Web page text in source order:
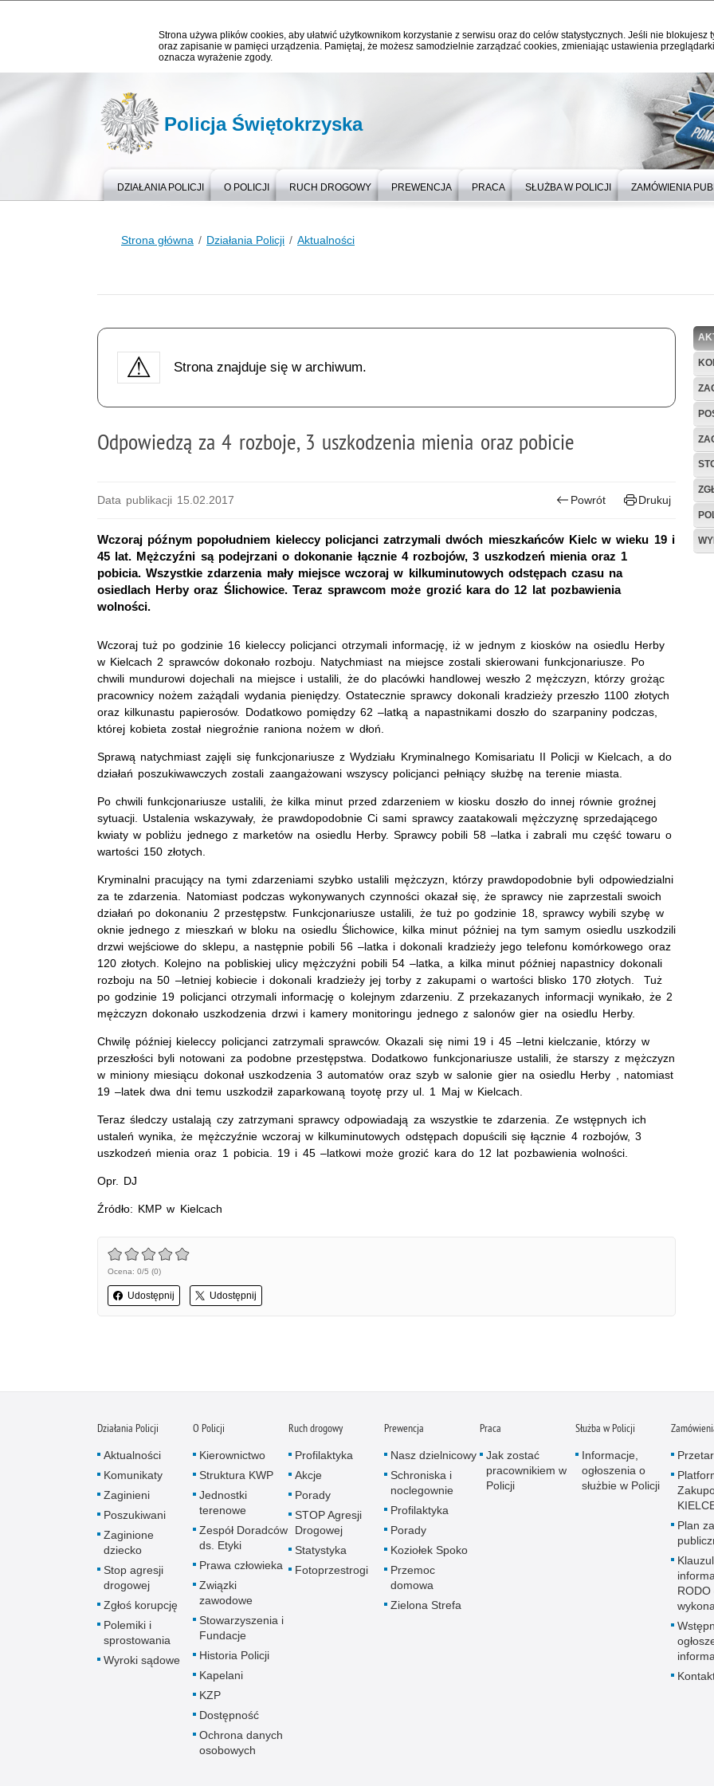
Strona używa plików cookies, aby ułatwić użytkownikom korzystanie z serwisu oraz do celów statystycznych. Jeśli nie blokujesz
oraz zapisanie w pamięci urządzenia. Pamiętaj, że możesz samodzielnie zarządzać cookies, zmieniając ustawienia
oznacza wyrażenie zgody.
Policja Świętokrzyska
DZIAŁANIA POLICJI O POLICJI RUCH DROGOWY PREWENCJA PRACA SŁUŻBA W POLICJI ZAMÓWIENIA
Strona główna Działania Policji Aktualności
Strona znajduje się w archiwum.
Odpowiedzą za 4 rozboje, 3 uszkodzenia mienia oraz pobicie
Data publikacji 15.02.2017 Powrót Drukuj
Wczoraj późnym popołudniem kieleccy policjanci zatrzymali dwóch mieszkańców Kielc w wieku 19 i
45 lat. Mężczyźni są podejrzani o dokonanie łącznie 4 rozbojów, 3 uszkodzeń mienia oraz 1
pobicia. Wszystkie zdarzenia mały miejsce wczoraj w kilkuminutowych odstępach czasu na
osiedlach Herby oraz Ślichowice. Teraz sprawcom może grozić kara do 12 lat pozbawienia
wolności.
Wczoraj tuż po godzinie 16 kieleccy policjanci otrzymali informację, iż w jednym z kiosków na osiedlu Herby
w Kielcach 2 sprawców dokonało rozboju. Natychmiast na miejsce zostali skierowani funkcjonariusze. Po
chwili mundurowi dojechali na miejsce i ustalili, że do placówki handlowej weszło 2 mężczyzn, którzy grożąc
pracownicy nożem zażądali wydania pieniędzy. Ostatecznie sprawcy dokonali kradzieży przeszło 1100 złotych
oraz kilkunastu papierosów. Dodatkowo pomiędzy 62 –latką a napastnikami doszło do szarpaniny podczas,
której kobieta został niegroźnie raniona nożem w dłoń.
Sprawą natychmiast zajęli się funkcjonariusze z Wydziału Kryminalnego Komisariatu II Policji w Kielcach, a do
działań poszukiwawczych zostali zaangażowani wszyscy policjanci pełniący służbę na terenie miasta.
Po chwili funkcjonariusze ustalili, że kilka minut przed zdarzeniem w kiosku doszło do innej równie groźnej
sytuacji. Ustalenia wskazywały, że prawdopodobnie Ci sami sprawcy zaatakowali mężczyznę sprzedającego
kwiaty w pobliżu jednego z marketów na osiedlu Herby. Sprawcy pobili 58 –latka i zabrali mu część towaru o
wartości 150 złotych.
Kryminalni pracujący na tymi zdarzeniami szybko ustalili mężczyzn, którzy prawdopodobnie byli odpowiedzialni
za te zdarzenia. Natomiast podczas wykonywanych czynności okazał się, że sprawcy nie zaprzestali swoich
działań po dokonaniu 2 przestępstw. Funkcjonariusze ustalili, że tuż po godzinie 18, sprawcy wybili szybę w
oknie jednego z mieszkań w bloku na osiedlu Ślichowice, kilka minut później na tym samym osiedlu uszkodzili
drzwi wejściowe do sklepu, a następnie pobili 56 –latka i dokonali kradzieży jego telefonu komórkowego oraz
120 złotych. Kolejno na pobliskiej ulicy mężczyźni pobili 54 –latka, a kilka minut później napastnicy dokonali
rozboju na 50 –letniej kobiecie i dokonali kradzieży jej torby z zakupami o wartości blisko 170 złotych. Tuż
po godzinie 19 policjanci otrzymali informację o kolejnym zdarzeniu. Z przekazanych informacji wynikało, że 2
mężczyzn dokonało uszkodzenia drzwi i kamery monitoringu jednego z salonów gier na osiedlu Herby.
Chwilę później kieleccy policjanci zatrzymali sprawców. Okazali się nimi 19 i 45 –letni kielczanie, którzy w
przeszłości byli notowani za podobne przestępstwa. Dodatkowo funkcjonariusze ustalili, że starszy z mężczyzn
w miniony miesiącu dokonał uszkodzenia 3 automatów oraz szyb w salonie gier na osiedlu Herby , natomiast
19 –latek dwa dni temu uszkodził zaparkowaną toyotę przy ul. 1 Maj w Kielcach.
Teraz śledczy ustalają czy zatrzymani sprawcy odpowiadają za wszystkie te zdarzenia. Ze wstępnych ich
ustaleń wynika, że mężczyźnie wczoraj w kilkuminutowych odstępach dopuścili się łącznie 4 rozbojów, 3
uszkodzeń mienia oraz 1 pobicia. 19 i 45 –latkowi może grozić kara do 12 lat pozbawienia wolności.
Opr. DJ
Źródło: KMP w Kielcach
Ocena: 0/5 (0)
Udostępnij Udostępnij
Działania Policji
Aktualności
Komunikaty
Zaginieni
Poszukiwani
Zaginione
dziecko
Stop agresji
drogowej
Zgłoś korupcję
Polemiki i
sprostowania
Wyroki sądowe
O Policji
Kierownictwo
Struktura KWP
Jednostki
terenowe
Zespół Doradców
ds. Etyki
Prawa człowieka
Związki
zawodowe
Stowarzyszenia i
Fundacje
Historia Policji
Kapelani
KZP
Dostępność
Ochrona danych
osobowych
Ruch drogowy
Profilaktyka
Akcje
Porady
STOP Agresji
Drogowej
Statystyka
Fotoprzestrogi
Prewencja
Nasz dzielnicowy
Schroniska i
noclegownie
Profilaktyka
Porady
Koziołek Spoko
Przemoc
domowa
Zielona Strefa
Praca
Jak zostać
pracownikiem w
Policji
Służba w Policji
Informacje,
ogłoszenia o
służbie w Policji
Plan
RODO